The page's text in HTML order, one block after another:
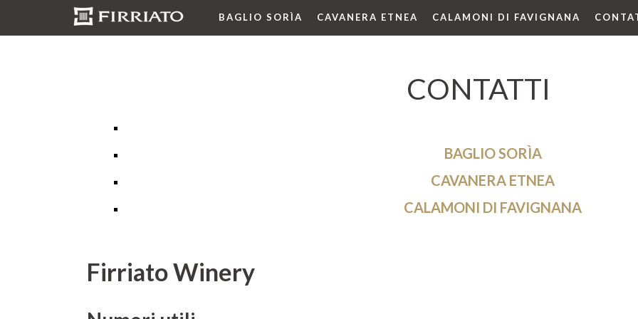
BAGLIO SORÌA CAVANERA ETNEA CALAMONI DI FAVIGNANA
CONTATTI
BAGLIO SORÌA
CAVANERA ETNEA
CALAMONI DI FAVIGNANA
Firriato Winery